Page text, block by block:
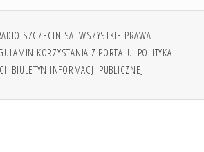
SZCZECIN SA. WSZYSTKIE PRAWA
KORZYSTANIA Z PORTALU POLITYKA
BIULETYN INFORMACJI PUBLICZNEJ